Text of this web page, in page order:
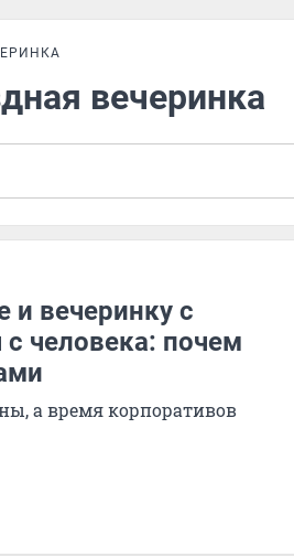
вечеринка
и вечеринку с
человека: почем
а время корпоративов